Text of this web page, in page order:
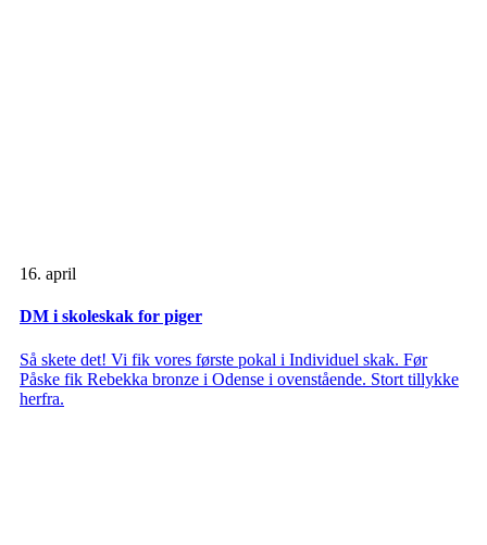
16. april
DM i skoleskak for piger
Så skete det! Vi fik vores første pokal i Individuel skak. Før
Påske fik Rebekka bronze i Odense i ovenstående. Stort tillykke
herfra.